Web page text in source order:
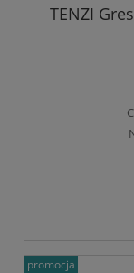
TENZI
promocja